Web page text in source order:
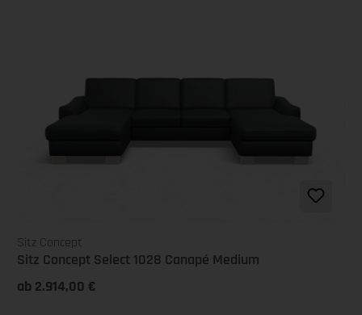
Sitz Concept
Sitz Concept Select 1028 Canapé Medium
ab 2.914,00 €